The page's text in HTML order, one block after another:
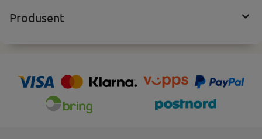
Produsent